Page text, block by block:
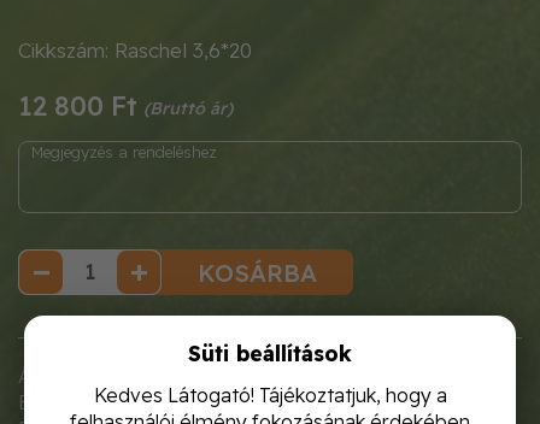
Cikkszám: Raschel 3,6*20
12 800 Ft
KOSÁRBA
Árnyékoló és védõ háló.
Erõs, Uv álló anyag
Süti beállítások
Kedves Látogató! Tájékoztatjuk, hogy a